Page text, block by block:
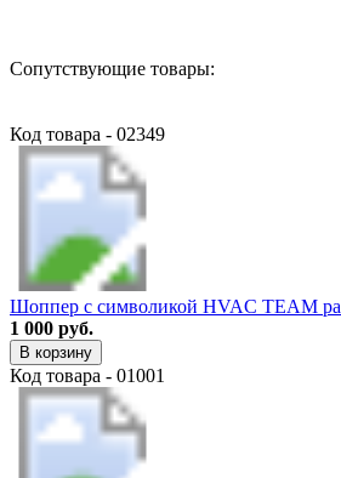
Сопутствующие товары:
Код товара - 02349
Шоппер с символикой HVAC TEAM
1 000 руб.
В корзину
Код товара - 01001